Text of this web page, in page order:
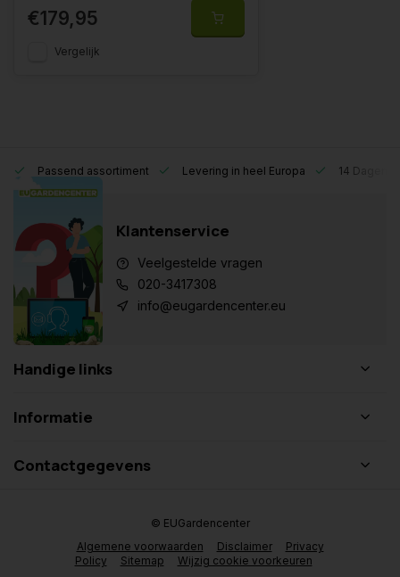
€179,95
Vergelijk
Passend assortiment Levering in heel Europa 14 Dagen
Klantenservice
Veelgestelde vragen
020-3417308
info@eugardencenter.eu
Handige links
Informatie
Contactgegevens
Algemene voorwaarden Disclaimer
Privacy
Policy
Sitemap Wijzig cookie voorkeuren
© EUGardencenter